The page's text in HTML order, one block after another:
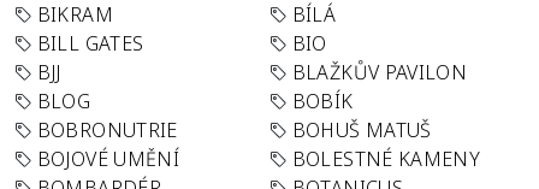
BIKRAM
BÍLÁ
BILL GATES
BIO
BJJ
BLAŽKŮV PAVILON
BLOG
BOBÍK
BOBRONUTRIE
BOHUŠ MATUŠ
BOJOVÉ UMĚNÍ
BOLESTNÉ KAMENY